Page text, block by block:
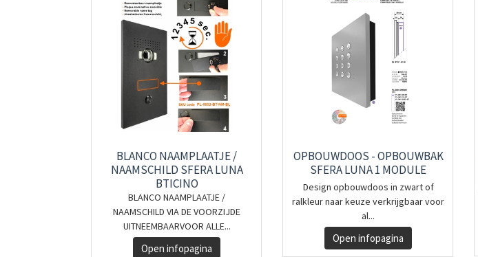
BLANCO NAAMPLAATJE /
NAAMSCHILD SFERA LUNA
BTICINO
BLANCO NAAMPLAATJE /
NAAMSCHILD VIA DE VOORZIJDE
UITNEEMBAARVOOR ALLE...
Open infopagina
OPBOUWDOOS - OPBOUWBAK
SFERA LUNA 1 MODULE
Design opbouwdoos in zwart of
ralkleur naar keuze verkrijgbaar voor
al...
Open infopagina